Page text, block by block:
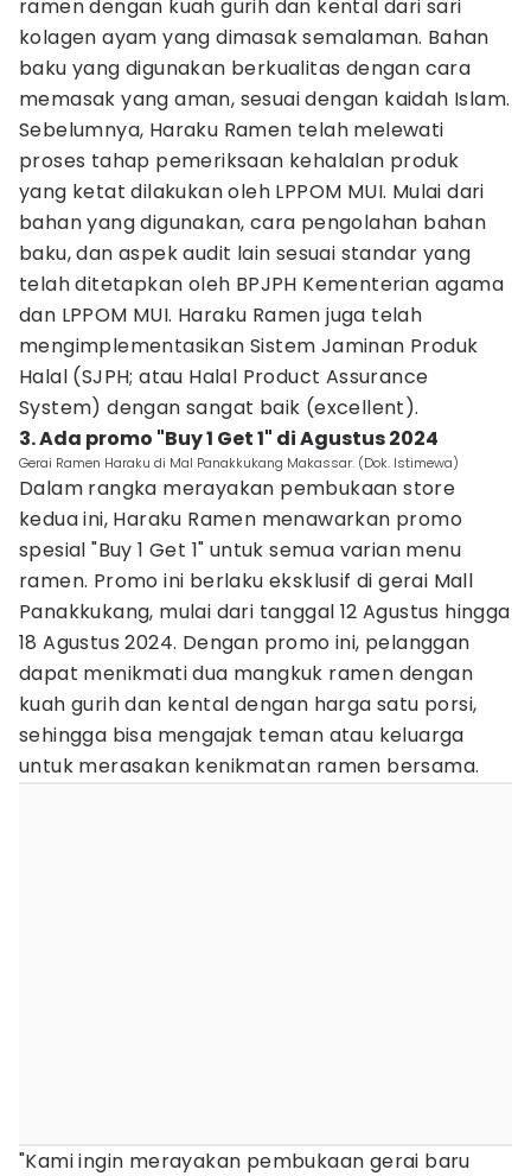
ramen dengan kuah gurih dan kental dari sari
kolagen ayam yang dimasak semalaman. Bahan
baku yang digunakan berkualitas dengan cara
memasak yang aman, sesuai dengan kaidah Islam.
Sebelumnya, Haraku Ramen telah melewati
proses tahap pemeriksaan kehalalan produk
yang ketat dilakukan oleh LPPOM MUI. Mulai dari
bahan yang digunakan, cara pengolahan bahan
baku, dan aspek audit lain sesuai standar yang
telah ditetapkan oleh BPJPH Kementerian agama
dan LPPOM MUI. Haraku Ramen juga telah
mengimplementasikan Sistem Jaminan Produk
Halal (SJPH; atau Halal Product Assurance
System) dengan sangat baik (excellent).
3. Ada promo "Buy 1 Get 1" di Agustus 2024
Gerai Ramen Haraku di Mal Panakkukang Makassar. (Dok. Istimewa)
Dalam rangka merayakan pembukaan store
kedua ini, Haraku Ramen menawarkan promo
spesial "Buy 1 Get 1" untuk semua varian menu
ramen. Promo ini berlaku eksklusif di gerai Mall
Panakkukang, mulai dari tanggal 12 Agustus hingga
18 Agustus 2024. Dengan promo ini, pelanggan
dapat menikmati dua mangkuk ramen dengan
kuah gurih dan kental dengan harga satu porsi,
sehingga bisa mengajak teman atau keluarga
untuk merasakan kenikmatan ramen bersama.
"Kami ingin merayakan pembukaan gerai baru